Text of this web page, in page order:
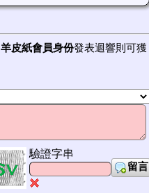
羊皮紙會員身份發表迴響則可獲
驗證字串
留言